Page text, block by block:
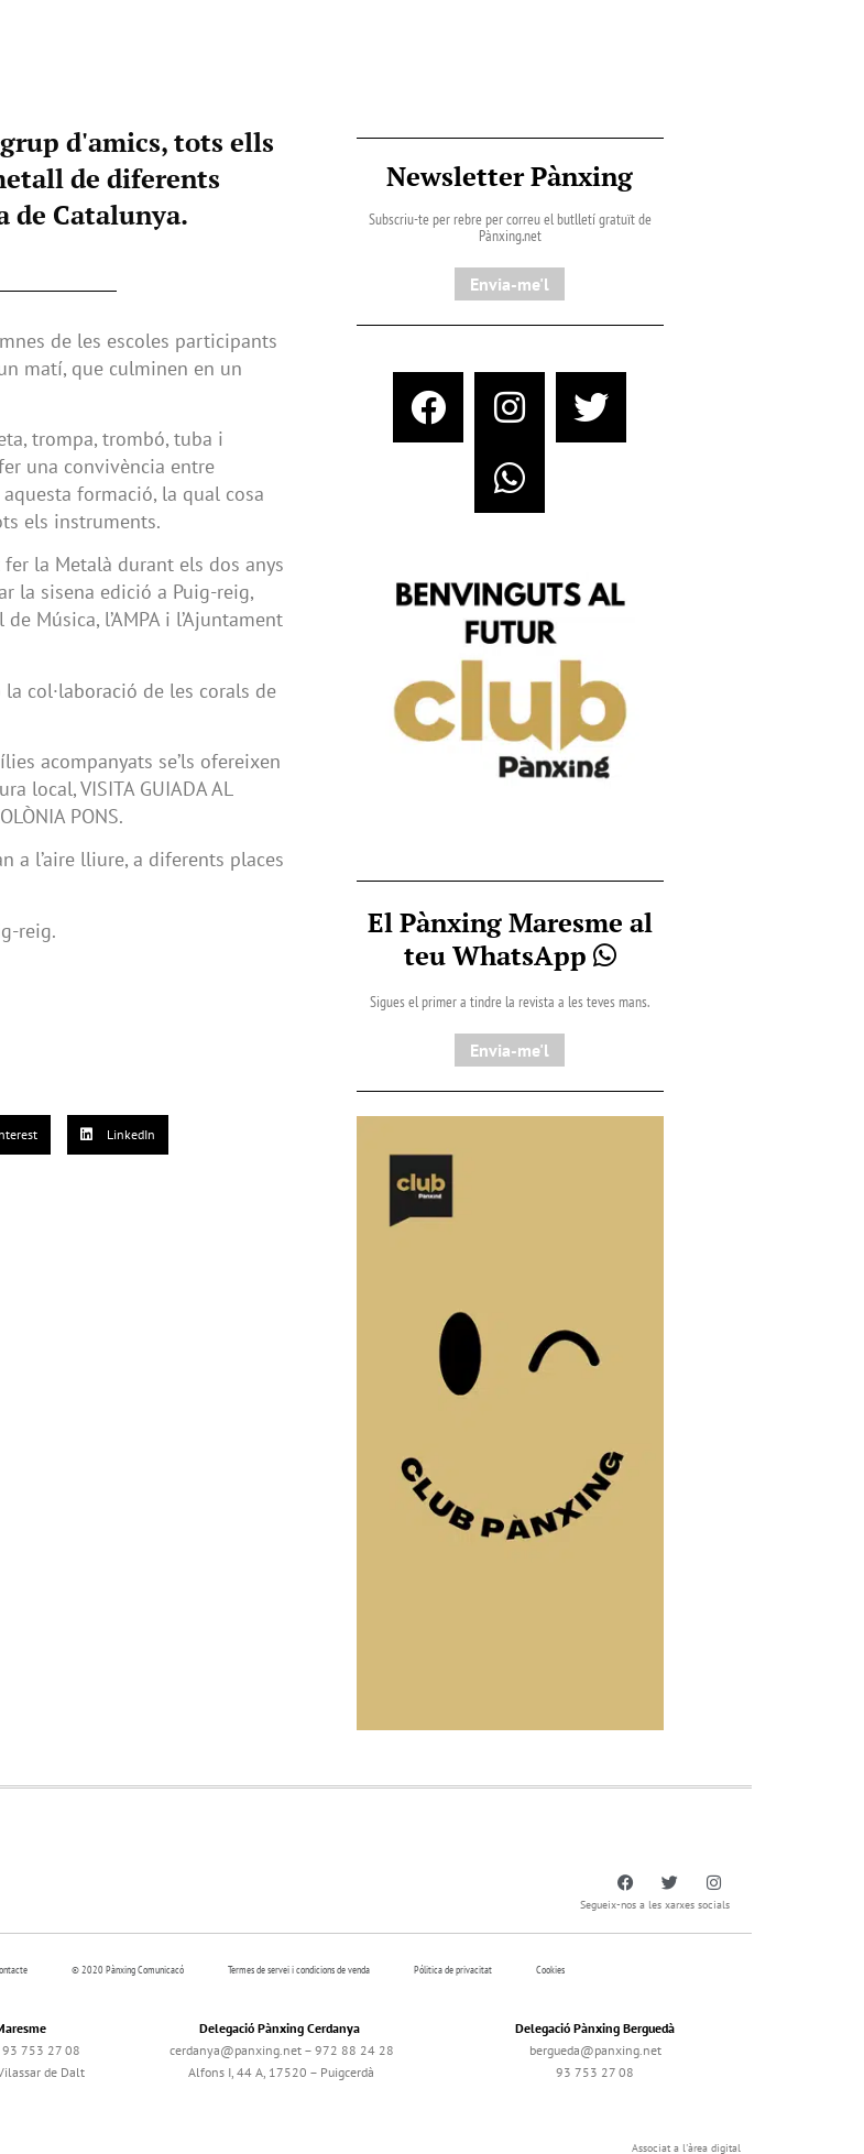
d'amics, tots ells
de diferents
de Catalunya.
de les escoles participants
matí, que culminen en un
trompa, trombó, tuba i
una convivència entre
formació, la qual cosa
els instruments.
la Metalà durant els dos anys
la sisena edició a Puig-reig,
Música, l’AMPA i l’Ajuntament
col·laboració de les corals de
acompanyats se’ls ofereixen
local, VISITA GUIADA AL
PONS.
a l’aire lliure, a diferents places
reig.
LinkedIn
Newsletter Pànxing
Subscriu-te per rebre per correu el butlletí gratuït de
Pànxing.net​
Envia-me'l
El Pànxing Maresme al
teu WhatsApp
Sigues el primer a tindre la revista a les teves mans.
Envia-me'l
Segueix-nos a les xarxes socials
© 2020 Pànxing Comunicacó Termes de servei i condicions de venda Pólitica de privacitat Cookies
93 753 27 08
de Dalt
Delegació Pànxing Cerdanya
cerdanya@panxing.net – 972 88 24 28
Alfons I, 44 A, 17520 – Puigcerdà
Delegació Pànxing Berguedà
bergueda@panxing.net
93 753 27 08
Associat a l'àrea digital